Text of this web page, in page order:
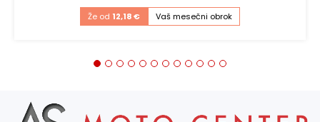
Že od 12,18 € Vaš mesečni obrok